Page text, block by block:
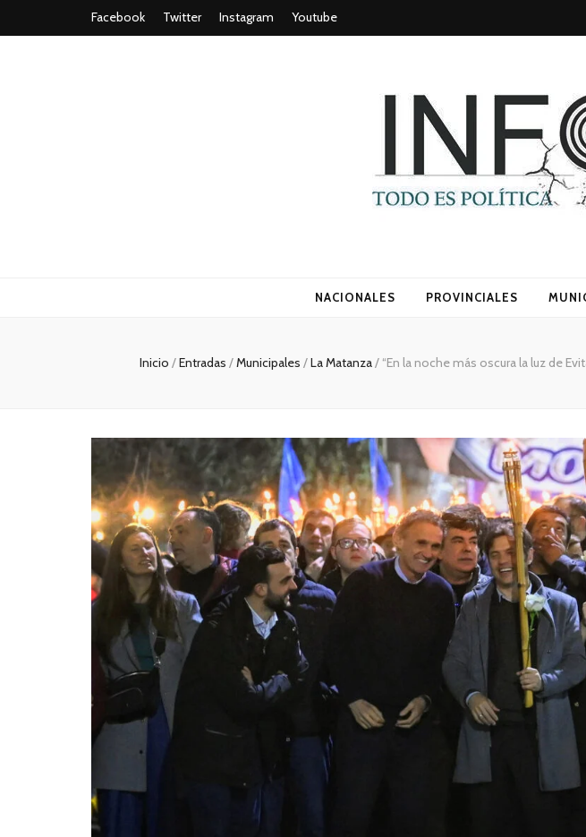
Facebook Twitter Instagram Youtube
Todo es (rosca)
NACIONALES PROVINCIALES
Inicio /Entradas /Municipales /La Matanza/ “En la noche más oscura la luz de